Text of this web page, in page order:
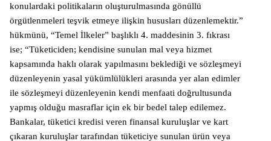
konulardaki politikaların oluşturulmasında gönüllü
örgütlenmeleri teşvik etmeye ilişkin hususları düzenlemektir.”
hükmünü, “Temel İlkeler” başlıklı 4. maddesinin 3. fıkrası
ise; “Tüketiciden; kendisine sunulan mal veya hizmet
kapsamında haklı olarak yapılmasını beklediği ve sözleşmeyi
düzenleyenin yasal yükümlülükleri arasında yer alan edimler
ile sözleşmeyi düzenleyenin kendi menfaati doğrultusunda
yapmış olduğu masraflar için ek bir bedel talep edilemez.
Bankalar, tüketici kredisi veren finansal kuruluşlar ve kart
çıkaran kuruluşlar tarafından tüketiciye sunulan ürün veya